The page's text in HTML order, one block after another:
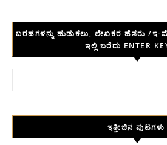
ಬರಹಗಳನ್ನು ಹುಡುಕಲು, ಲೇಖಕರ ಹೆಸರು /
ಇಲ್ಲಿ ಬರೆದು ENTER
ಇತ್ತೀಚಿನ ಪುಟಗಳು